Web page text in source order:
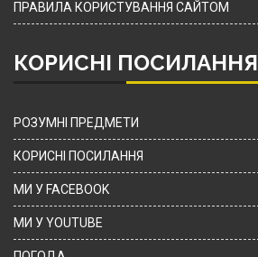
ПРАВИЛА КОРИСТУВАННЯ САЙТОМ
КОРИСНІ ПОСИЛАННЯ
РОЗУМНІ ПРЕДМЕТИ
КОРИСНІ ПОСИЛАННЯ
МИ У FACEBOOK
МИ У YOUTUBE